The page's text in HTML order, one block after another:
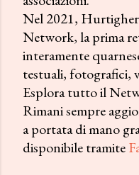
Nel 2021,
Network, la prima
interamente
testuali, fotografici,
Esplora tutto il
Rimani sempre
a portata di mano
disponibile tramite